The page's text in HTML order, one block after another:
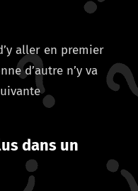
aller en premier
d’autre n’y va
dans un